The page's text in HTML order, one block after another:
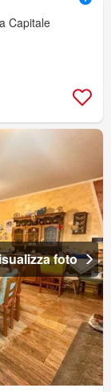
Capitale
foto